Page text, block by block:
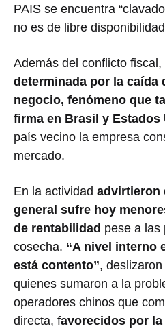
PAIS se encuentra
no es de libre
Además del conflicto fiscal,
determinada por la caída
negocio, fenómeno que
firma en Brasil y Estados
país vecino la empresa
mercado.
En la actividad advirtieron
general sufre hoy
de rentabilidad pese a las
cosecha. “A nivel interno
está contento”,
quienes sumaron a la
operadores chinos que
directa, favorecidos por